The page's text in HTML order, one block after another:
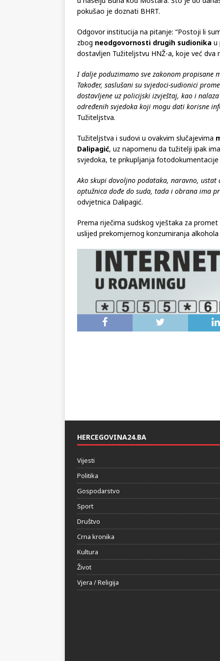
Preživjela je jedna članica četvoročlane
u naselju Buna kod Mostara. Što je do
pokušao je doznati BHRT.
Odgovor institucija na pitanje: “Postoji li
neodgovornosti drugih sudionika
dostavljen Tužiteljstvu HNŽ-a, koje već dva
I dalje poduzimamo sve zakonom propisane
Također, saslušani su svjedoci-sudionici
dostavljene uz policijski izvještaj, kao i
određenih svjedoka koji mogu dati korisne
Tužiteljstva.
Tužiteljstva i sudovi u ovakvim slučajevima
Dalipagić
, uz napomenu da tužitelji ipak
svjedoka, te prikupljanja
Ako skupi dovoljno podataka, naravno, ustat
optužnica dođe do suda, tada i obrana ima
odvjetnica Dalipagić.
Prema riječima sudskog vještaka za promet
uslijed prekomjernog konzumiranja
Vijesti
Politika
Gospodarstvo
Sport
Društvo
Crna kronika
Kultura
Život